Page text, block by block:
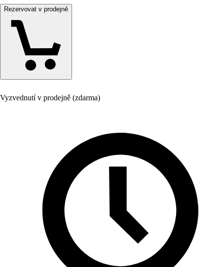
Rezervovat v prodejně
Vyzvednutí v prodejně (zdarma)